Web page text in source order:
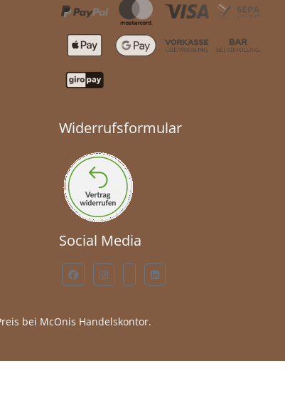
Widerrufsformular
Social Media
bei McOnis Handelskontor.